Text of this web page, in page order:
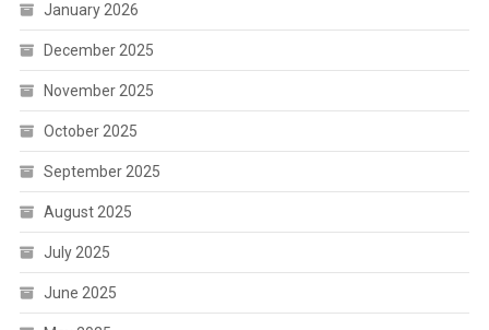
January 2026
December 2025
November 2025
October 2025
September 2025
August 2025
July 2025
June 2025